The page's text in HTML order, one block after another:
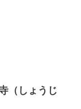
（しょうじ